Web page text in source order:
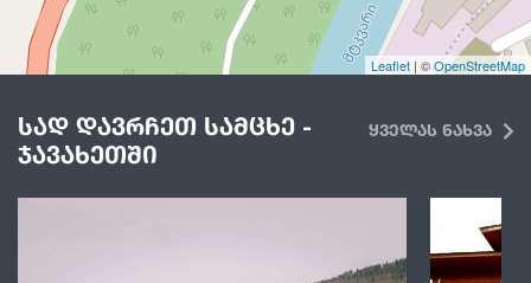
Leaflet | ©OpenStreetMap
სად დავრჩეთ სამცხე -
ჯავახეთში
ყველას ნახვა